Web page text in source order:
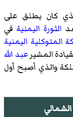
كان يطلق على
الثورة اليمنية في
المتوكلية اليمنية
المشيرعبد الله
والذي أصبح أول